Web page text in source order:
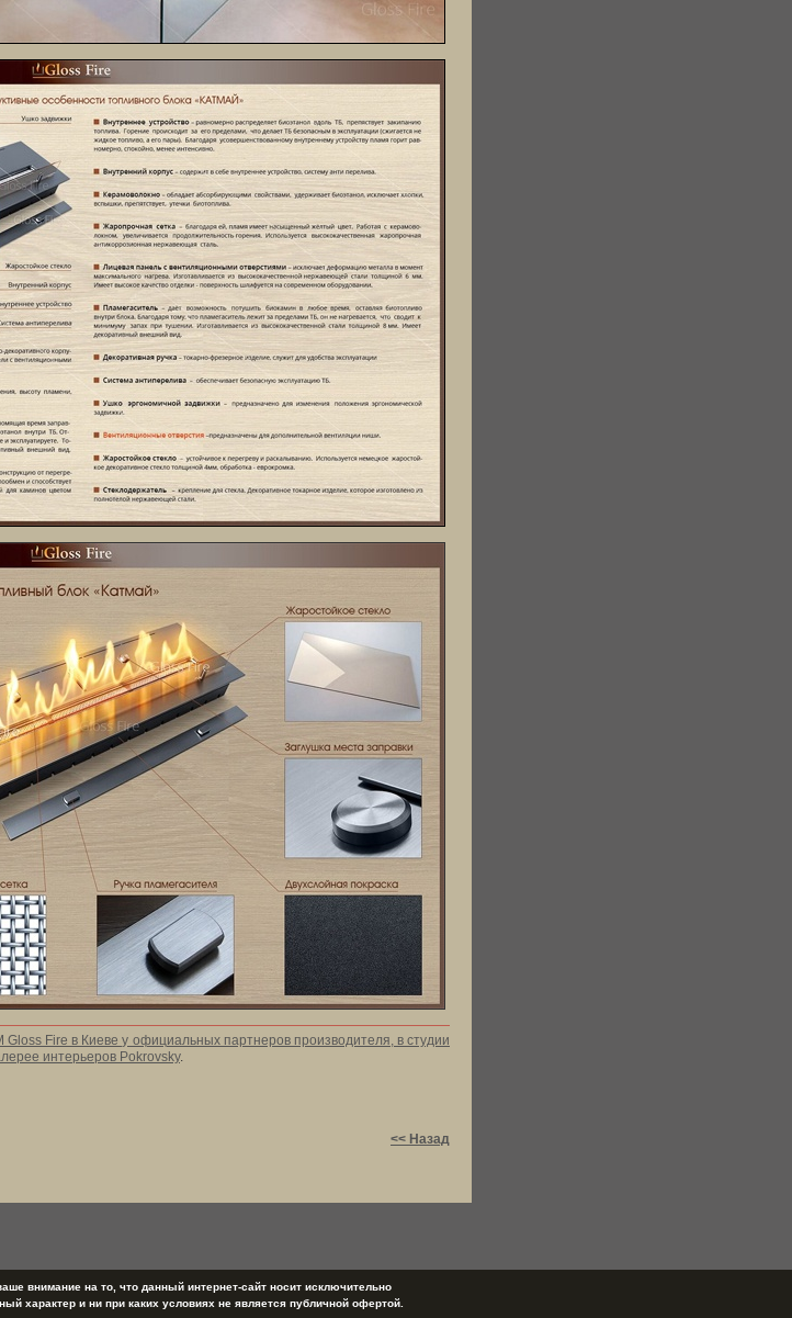
Gloss Fire в Киеве у официальных партнеров производителя, в студии
интерьеров Pokrovsky.
<< Назад
внимание на то, что данный интернет-сайт носит исключительно
характер и ни при каких условиях не является публичной офертой.